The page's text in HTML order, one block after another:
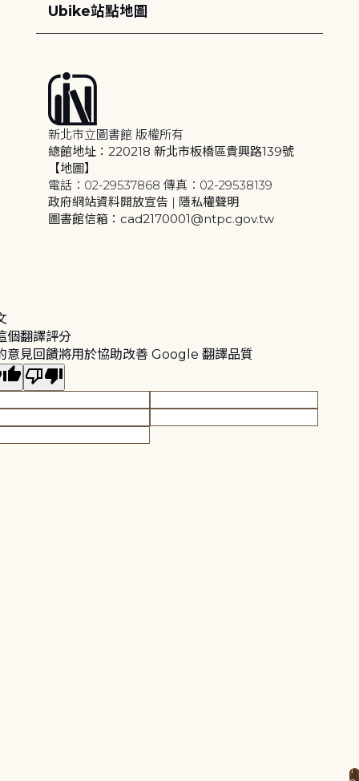
Ubike站點地圖
新北市立圖書館 版權所有
總館地址：220218 新北市板橋區貴興路139號
【地圖】
電話：02-29537868 傳真：02-29538139
政府網站資料開放宣告 | 隱私權聲明
圖書館信箱：cad2170001@ntpc.gov.tw
個翻譯評分
意見回饋將用於協助改善 Google 翻譯品質